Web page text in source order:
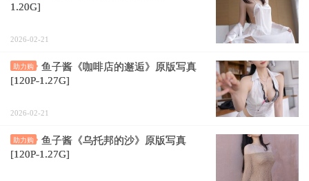
1.20G]
2026-02-21
助力购
鱼子酱《咖啡店的邂逅》原版写真
[120P-1.27G]
2026-02-21
助力购
鱼子酱《乌托邦的沙》原版写真
[120P-1.27G]